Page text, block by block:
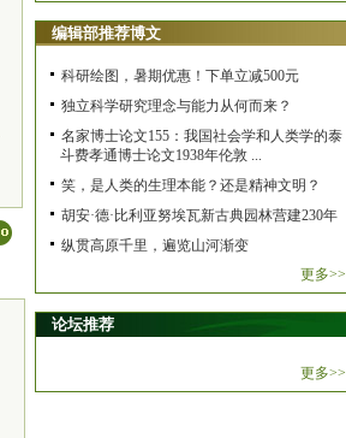
编辑部推荐博文
科研绘图，暑期优惠！下单立减500元
独立科学研究理念与能力从何而来？
名家博士论文155：我国社会学和人类学的泰
斗费孝通博士论文1938年伦敦 ...
笑，是人类的生理本能？还是精神文明？
胡安·德·比利亚努埃瓦新古典园林营建230年
纵贯高原千里，遍览山河渐变
更多>>
论坛推荐
更多>>